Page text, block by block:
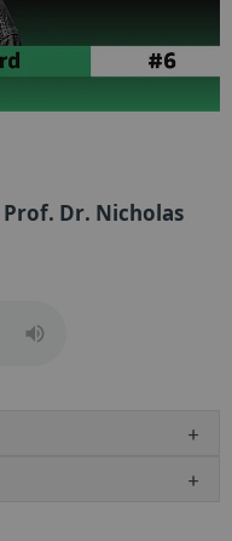
Prof. Dr. Nicholas